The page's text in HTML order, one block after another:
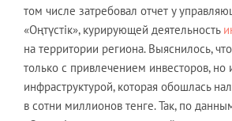
том числе затребовал отчет у
«Oңтүстік», курирующей деятельность
на территории региона. Выяснилось,
только с привлечением инвесторов, но
инфраструктурой, которая обошлась
в сотни миллионов тенге. Так, по